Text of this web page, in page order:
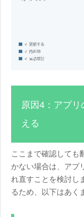
原因4：アプ
える
ここまで確認しても
かない場合は、アプ
れ直すことを検討し
るため、以下はあく